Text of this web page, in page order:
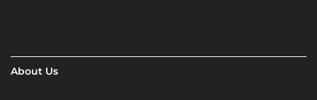
About Us